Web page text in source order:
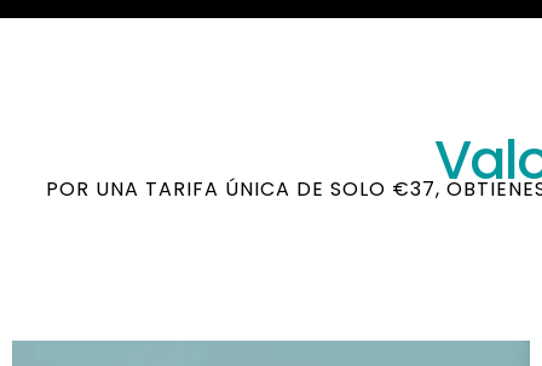
POR UNA TARIFA ÚNICA DE SOLO €37,